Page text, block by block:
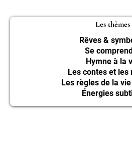
Les thèmes
Rêves &
Se
Hymne à la
Les contes et les
Les règles de la
Énergies